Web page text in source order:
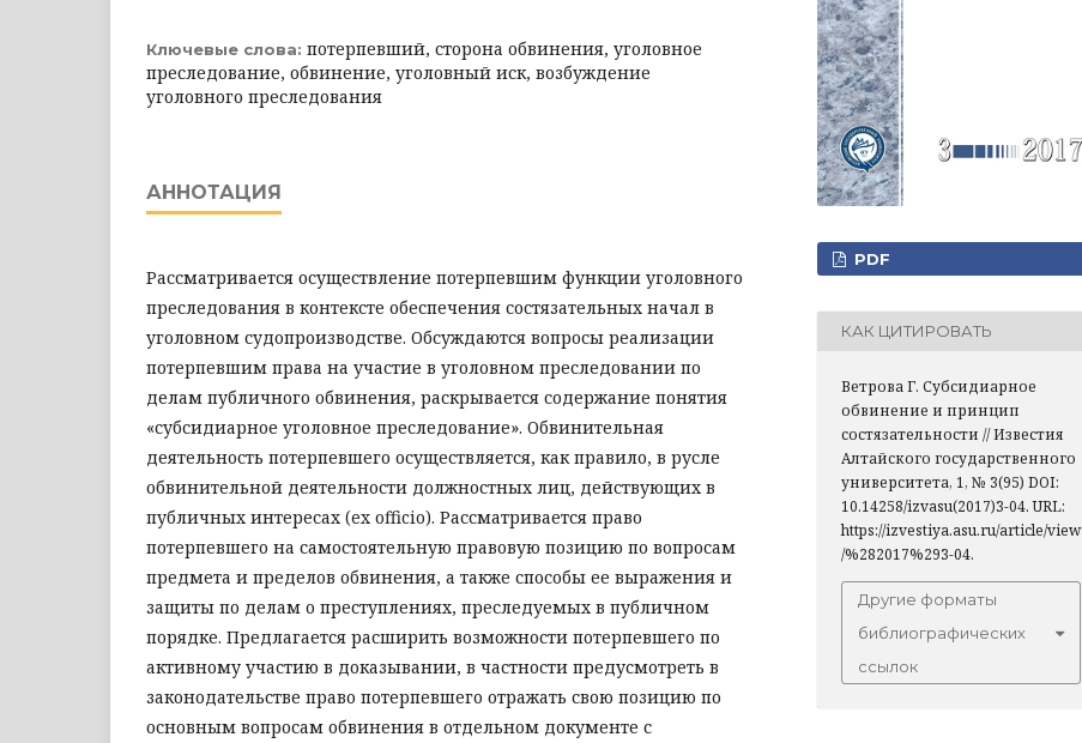
Ключевые слова: потерпевший, сторона обвинения, уголовное
преследование, обвинение, уголовный иск, возбуждение
уголовного преследования
АННОТАЦИЯ
Рассматривается осуществление потерпевшим функции уголовного
преследования в контексте обеспечения состязательных начал в
уголовном судопроизводстве. Обсуждаются вопросы реализации
потерпевшим права на участие в уголовном преследовании по
делам публичного обвинения, раскрывается содержание понятия
«субсидиарное уголовное преследование». Обвинительная
деятельность потерпевшего осуществляется, как правило, в русле
обвинительной деятельности должностных лиц, действующих в
публичных интересах (ex officio). Рассматривается право
потерпевшего на самостоятельную правовую позицию по вопросам
предмета и пределов обвинения, а также способы ее выражения и
защиты по делам о преступлениях, преследуемых в публичном
порядке. Предлагается расширить возможности потерпевшего по
активному участию в доказывании, в частности предусмотреть в
законодательстве право потерпевшего отражать свою позицию по
основным вопросам обвинения в отдельном документе с
PDF
КАК ЦИТИРОВАТЬ
Ветрова Г. Субсидиарное
обвинение и принцип
состязательности // Известия
Алтайского государственного
университета, 1, № 3(95) DOI:
10.14258/izvasu(2017)3-04. URL:
https://izvestiya.asu.ru/article/view
/%282017%293-04.
Другие форматы
библиографических
ссылок